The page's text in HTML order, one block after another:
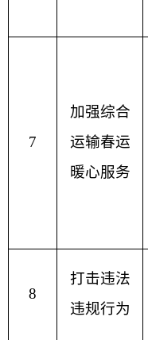
7
加强综合
运输春运
暖心服务
8
打击违法
违规行为